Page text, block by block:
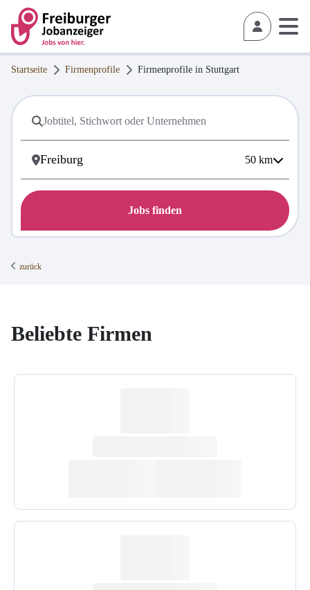
Startseite Firmenprofile Firmenprofile in Stuttgart
50 km
Jobs finden
zurück
Beliebte Firmen